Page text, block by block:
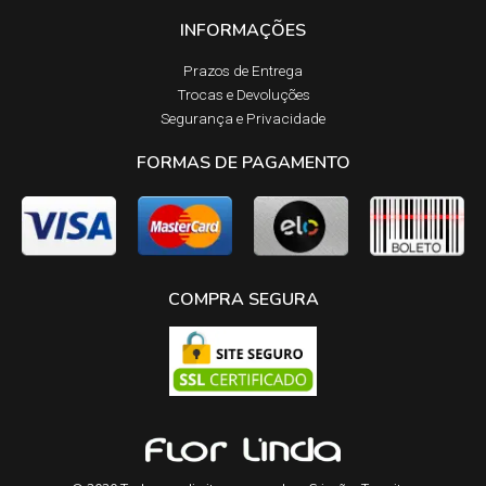
INFORMAÇÕES
Prazos de Entrega​
Trocas e Devoluções​
Segurança e Privacidade
FORMAS DE PAGAMENTO
COMPRA SEGURA